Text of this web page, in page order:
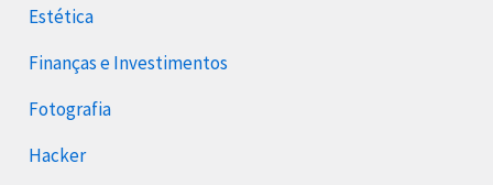
Estética
Finanças e Investimentos
Fotografia
Hacker